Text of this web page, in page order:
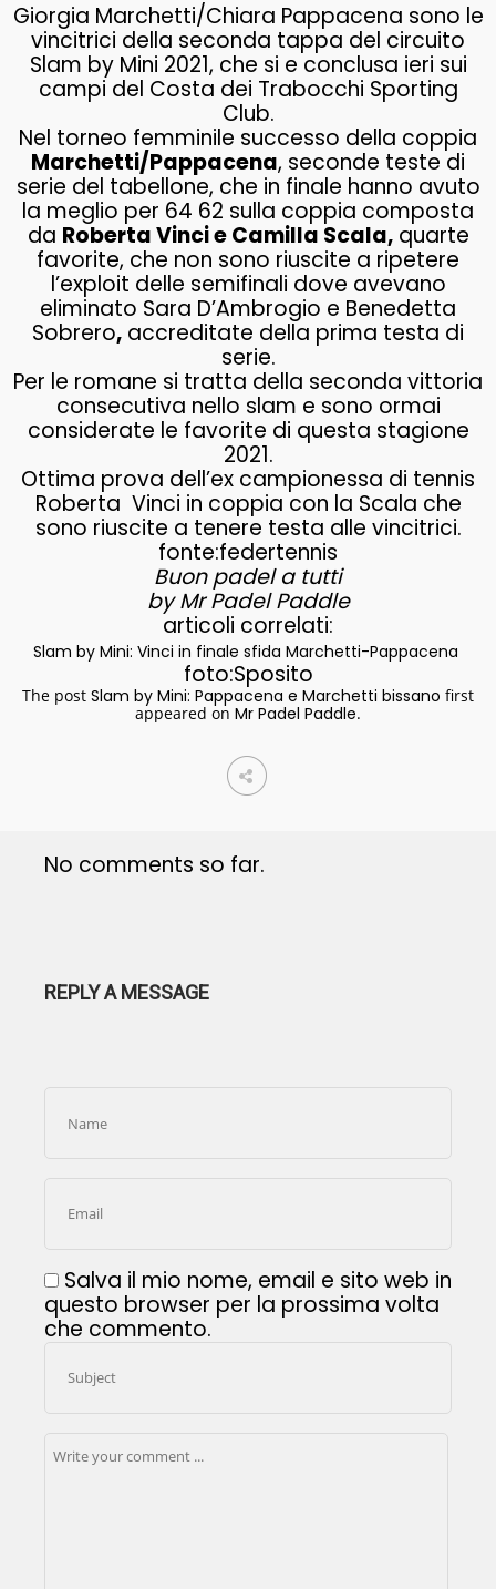
Giorgia Marchetti/Chiara Pappacena sono le
vincitrici della seconda tappa del circuito
Slam by Mini 2021, che si e conclusa ieri sui
campi del Costa dei Trabocchi Sporting
Club.
Nel torneo femminile successo della coppia
Marchetti/Pappacena, seconde teste di
serie del tabellone, che in finale hanno avuto
la meglio per 64 62 sulla coppia composta
da Roberta Vinci e Camilla Scala,quarte
favorite, che non sono riuscite a ripetere
l’exploit delle semifinali dove avevano
eliminato Sara D’Ambrogio e Benedetta
Sobrero, accreditate della prima testa di
serie.
Per le romane si tratta della seconda vittoria
consecutiva nello slam e sono ormai
considerate le favorite di questa stagione
2021.
Ottima prova dell’ex campionessa di tennis
Roberta Vinci in coppia con la Scala che
sono riuscite a tenere testa alle vincitrici.
fonte:federtennis
Buon padel a tutti
by Mr Padel Paddle
articoli correlati:
Slam by Mini: Vinci in finale sfida Marchetti-Pappacena
foto:Sposito
The post Slam by Mini: Pappacena e Marchetti bissano first
appeared on Mr Padel Paddle.
No comments so far.
REPLY A MESSAGE
Salva il mio nome, email e sito web in
questo browser per la prossima volta
che commento.